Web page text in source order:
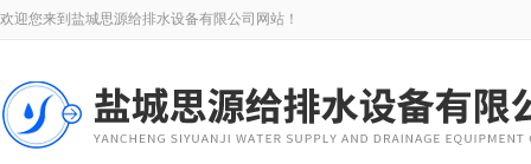
欢迎您来到盐城思源给排水设备有限公司网站！